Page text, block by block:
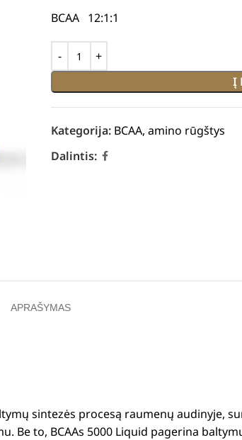
BCAA 12:1:1
Į
Kategorija: BCAA, amino rūgštys
Dalintis:
APRAŠYMAS
sintezės procesą raumenų audinyje,
Be to, BCAAs 5000 Liquid pagerina